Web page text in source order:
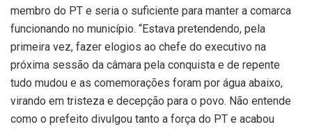
membro do PT e seria o suficiente para manter a comarca
funcionando no município. “Estava pretendendo, pela
primeira vez, fazer elogios ao chefe do executivo na
próxima sessão da câmara pela conquista e de repente
tudo mudou e as comemorações foram por água abaixo,
virando em tristeza e decepção para o povo. Não entende
como o prefeito divulgou tanto a força do PT e acabou